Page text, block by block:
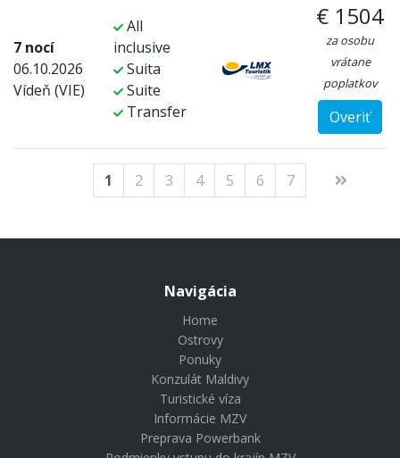
7 nocí
06.10.2026
Vídeň (VIE)
All
inclusive
Suita
Suite
Transfer
€ 1504
za osobu
vrátane
poplatkov
Overiť
1 2 3 4 5 6 7
Navigácia
Home
Ostrovy
Ponuky
Konzulát Maldivy
Turistické víza
Informácie MZV
Preprava Powerbank